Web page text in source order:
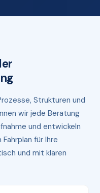
Strukturen und
wir jede Beratung
und entwickeln
für Ihre
und mit klaren